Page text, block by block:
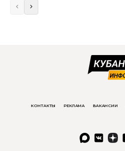
КОНТАКТЫ РЕКЛАМА ВАКАНСИИ